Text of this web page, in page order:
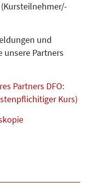
und
Partners
Partners DFO:
Kurs)